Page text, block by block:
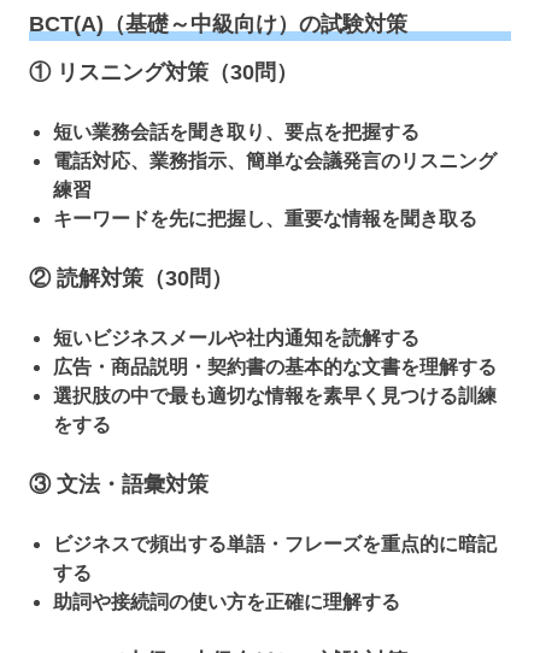
BCT(A)（基礎～中級向け）の試験対策
① リスニング対策（30問）
短い業務会話を聞き取り、要点を把握する
電話対応、業務指示、簡単な会議発言のリスニング
練習
キーワードを先に把握し、重要な情報を聞き取る
② 読解対策（30問）
短いビジネスメールや社内通知を読解する
広告・商品説明・契約書の基本的な文書を理解する
選択肢の中で最も適切な情報を素早く見つける訓練
をする
③ 文法・語彙対策
ビジネスで頻出する単語・フレーズを重点的に暗記
する
助詞や接続詞の使い方を正確に理解する